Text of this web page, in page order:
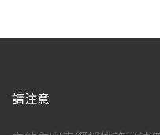
請注意